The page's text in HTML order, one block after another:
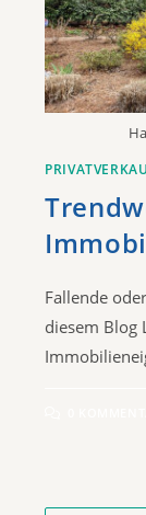
Fallende
diesem Blog​